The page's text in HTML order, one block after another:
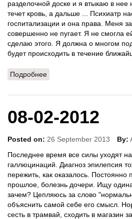
разделочной доске и я втыкаю в
течет кровь, а дальше ... Психиатр
госпитализации и она права. Меня
совершенно не пугает. Я не смогла
сделаю этого. Я должна о многом
будет происходить в течение
Подробнее
08-02-2012
Posted on: 26 September 2013 By:
Последнее время все силы уходят
галлюцинаций. Диагноз эпилепсия
пережить, как оказалось. Постоянно
прошлое, болезнь дочери. Ищу
зачем? Цепляюсь за слово
объяснить самой себе его смысл.
сесть в трамвай, сходить в магазин